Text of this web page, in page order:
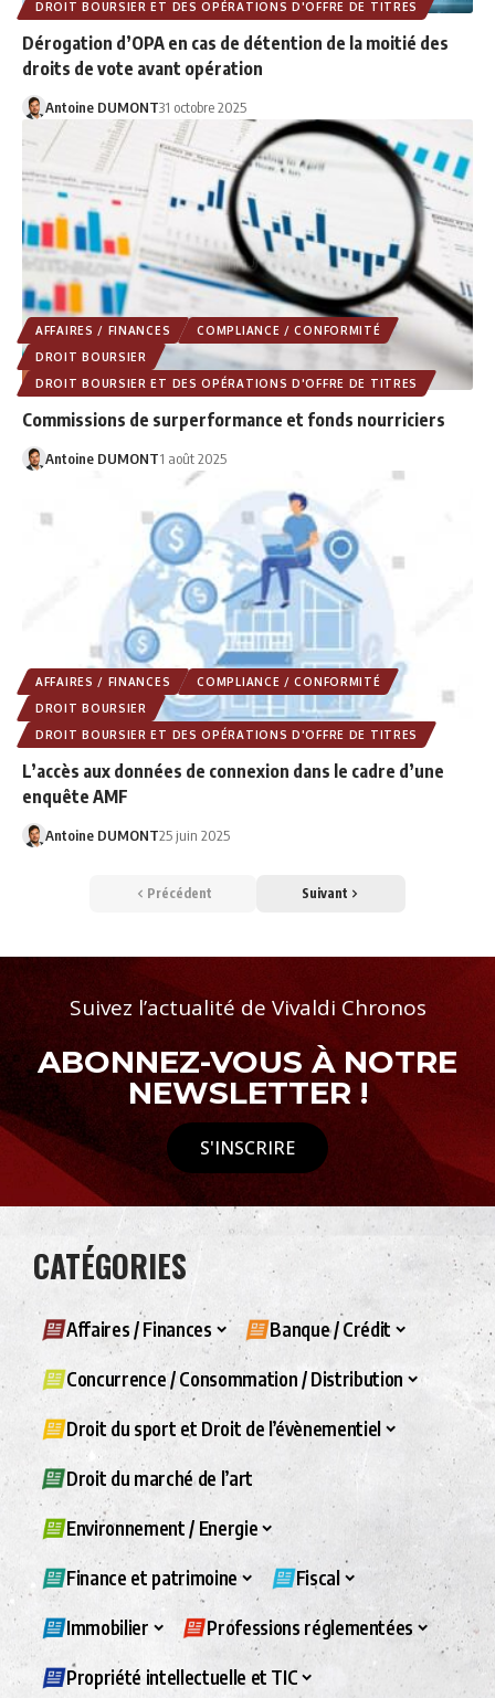
DROIT BOURSIER ET DES OPÉRATIONS D'OFFRE DE TITRES
Dérogation d’OPA en cas de détention de la moitié des
droits de vote avant opération
Antoine DUMONT31 octobre 2025
AFFAIRES / FINANCES
COMPLIANCE / CONFORMITÉ
DROIT BOURSIER
DROIT BOURSIER ET DES OPÉRATIONS D'OFFRE DE TITRES
Commissions de surperformance et fonds nourriciers
Antoine DUMONT1 août 2025
AFFAIRES / FINANCES
COMPLIANCE / CONFORMITÉ
DROIT BOURSIER
DROIT BOURSIER ET DES OPÉRATIONS D'OFFRE DE TITRES
L’accès aux données de connexion dans le cadre d’une
enquête AMF
Antoine DUMONT25 juin 2025
Précédent Suivant
Suivez l’actualité de Vivaldi Chronos
ABONNEZ-VOUS À NOTRE
NEWSLETTER !
S'INSCRIRE
CATÉGORIES
Affaires / Finances Banque / Crédit
Concurrence / Consommation / Distribution
Droit du sport et Droit de l’évènementiel
Droit du marché de l’art
Environnement / Energie
Finance et patrimoine Fiscal
Immobilier Professions réglementées
Propriété intellectuelle et TIC